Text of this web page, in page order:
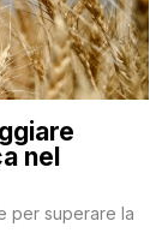
nel
per superare la